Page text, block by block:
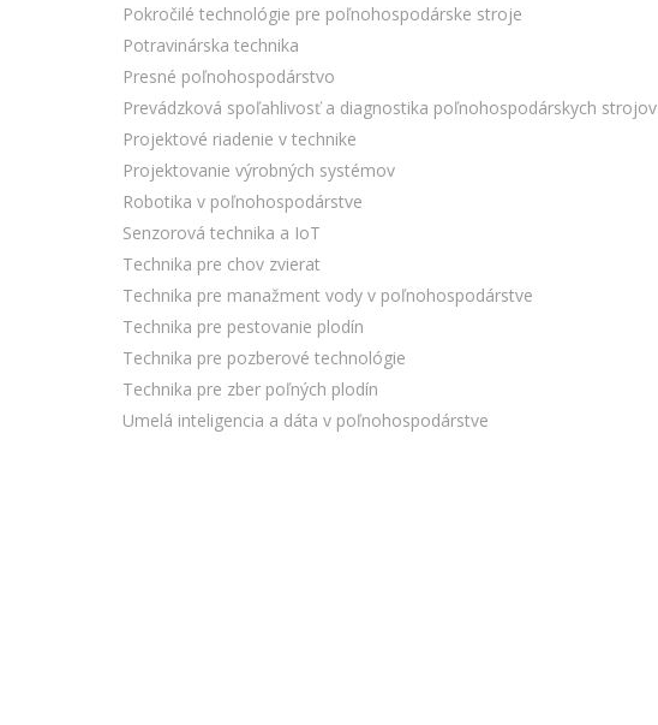
Pokročilé technológie pre poľnohospodárske stroje
Potravinárska technika
Presné poľnohospodárstvo
Prevádzková spoľahlivosť a diagnostika poľnohospodárskych strojov
Projektové riadenie v technike
Projektovanie výrobných systémov
Robotika v poľnohospodárstve
Senzorová technika a IoT
Technika pre chov zvierat
Technika pre manažment vody v poľnohospodárstve
Technika pre pestovanie plodín
Technika pre pozberové technológie
Technika pre zber poľných plodín
Umelá inteligencia a dáta v poľnohospodárstve